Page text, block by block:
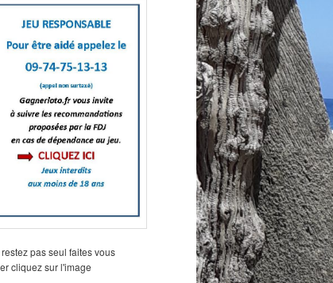
pas seul faites vous
cliquez sur l'image